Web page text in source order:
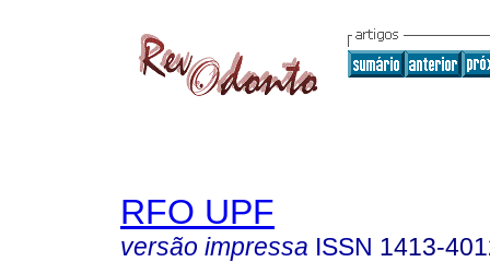
RFO UPF
versão impressa ISSN 1413-